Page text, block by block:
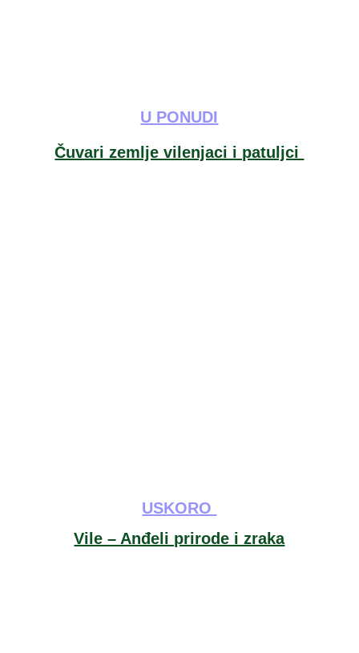
Čuvari zemlje vilenjaci i patuljci
Vile – Anđeli prirode i zraka
USKORO
U PONUDI